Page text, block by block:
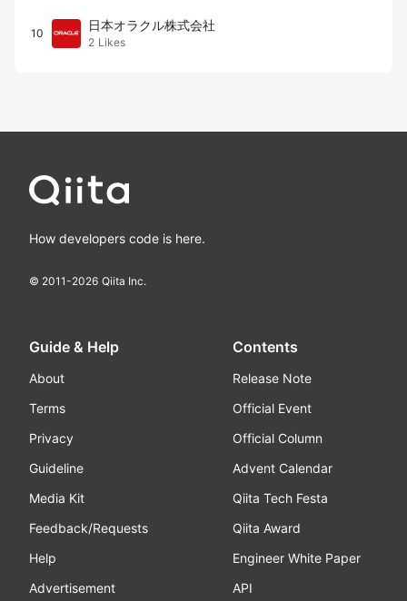
10
日本オラクル株式会社
2 Likes
How developers code is here.
© 2011-2026 Qiita Inc.
Guide & Help
About
Terms
Privacy
Guideline
Media Kit
Feedback/Requests
Help
Advertisement
Contents
Release Note
Official Event
Official Column
Advent Calendar
Qiita Tech Festa
Qiita Award
Engineer White Paper
API